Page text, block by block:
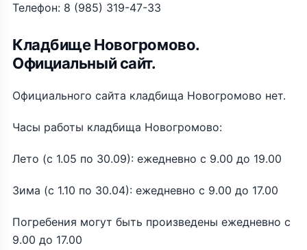
Телефон: 8 (985) 319-47-33
Кладбище Новогромово.
Официальный сайт.
Официального сайта кладбища Новогромово нет.
Часы работы кладбища Новогромово:
Лето (с 1.05 по 30.09): ежедневно с 9.00 до 19.00
Зима (с 1.10 по 30.04): ежедневно с 9.00 до 17.00
Погребения могут быть произведены ежедневно с
9.00 до 17.00